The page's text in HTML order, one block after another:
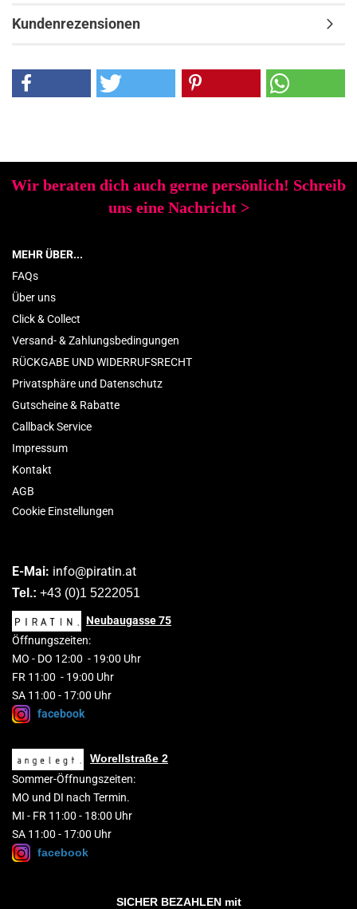
Kundenrezensionen
Wir beraten dich auch gerne persönlich! Schreib
uns eine Nachricht >
MEHR ÜBER...
FAQs
Über uns
Click & Collect
Versand- & Zahlungsbedingungen
RÜCKGABE UND WIDERRUFSRECHT
Privatsphäre und Datenschutz
Gutscheine & Rabatte
Callback Service
Impressum
Kontakt
AGB
Cookie Einstellungen
E-Mai: info@piratin.at
Tel.: +43 (0)1 5222051
Neubaugasse75
Öffnungszeiten:
MO - DO 1 2:00 - 19:00 Uhr
FR 11:00 - 19:00 Uhr
SA 11:00 - 17:00 Uhr
facebook
Worellstraße 2
Sommer-Öffnungszeiten:
MO und DI nach Termin.
MI - FR 11:00 - 18:00 Uhr
SA 11:00 - 17:00 Uhr
facebook
SICHER BEZAHLENmit